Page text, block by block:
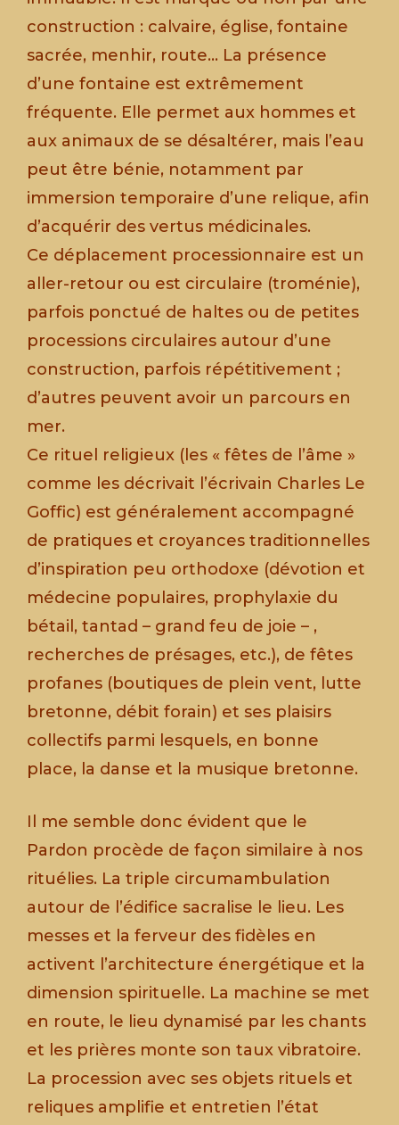
construction : calvaire, église, fontaine
sacrée, menhir, route… La présence
d’une fontaine est extrêmement
fréquente. Elle permet aux hommes et
aux animaux de se désaltérer, mais l’eau
peut être bénie, notamment par
immersion temporaire d’une relique, afin
d’acquérir des vertus médicinales.
Ce déplacement processionnaire est un
aller-retour ou est circulaire (troménie),
parfois ponctué de haltes ou de petites
processions circulaires autour d’une
construction, parfois répétitivement ;
d’autres peuvent avoir un parcours en
mer.
Ce rituel religieux (les « fêtes de l’âme »
comme les décrivait l’écrivain Charles Le
Goffic) est généralement accompagné
de pratiques et croyances traditionnelles
d’inspiration peu orthodoxe (dévotion et
médecine populaires, prophylaxie du
bétail, tantad – grand feu de joie – ,
recherches de présages, etc.), de fêtes
profanes (boutiques de plein vent, lutte
bretonne, débit forain) et ses plaisirs
collectifs parmi lesquels, en bonne
place, la danse et la musique bretonne.
Il me semble donc évident que le
Pardon procède de façon similaire à nos
rituélies. La triple circumambulation
autour de l’édifice sacralise le lieu. Les
messes et la ferveur des fidèles en
activent l’architecture énergétique et la
dimension spirituelle. La machine se met
en route, le lieu dynamisé par les chants
et les prières monte son taux vibratoire.
La procession avec ses objets rituels et
reliques amplifie et entretien l’état